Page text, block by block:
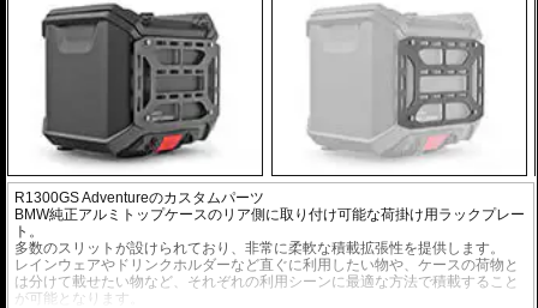
R1300GS Adventureのカスタムパーツ
BMW純正アルミトップケースのリア側に取り付け可能な荷掛け用ラックプレー
ト。
多数のスリットが設けられており、非常に柔軟な積載拡張性を提供します。
レインウェアやドリンクホルダーなど直ぐに利用したい物や、ケースの荷物と
は分けて載せたい物など、それぞれの利用シーンに最適な方法で積載すること
が可能となります。